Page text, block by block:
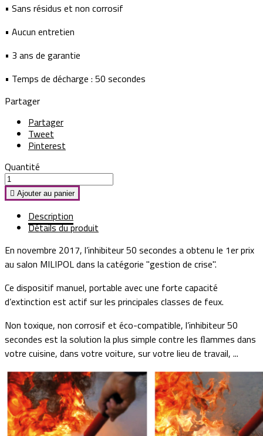
• Sans résidus et non corrosif
• Aucun entretien
• 3 ans de garantie
• Temps de décharge : 50 secondes
Partager
Partager
Tweet
Pinterest
Quantité
 Ajouter au panier
Description
Détails du produit
En novembre 2017, l’inhibiteur 50 secondes a obtenu le 1er prix
au salon MILIPOL dans la catégorie "gestion de crise".
Ce dispositif manuel, portable avec une forte capacité
d’extinction est actif sur les principales classes de feux.
Non toxique, non corrosif et éco-compatible, l’inhibiteur 50
secondes est la solution la plus simple contre les ﬂammes dans
votre cuisine, dans votre voiture, sur votre lieu de travail, ...